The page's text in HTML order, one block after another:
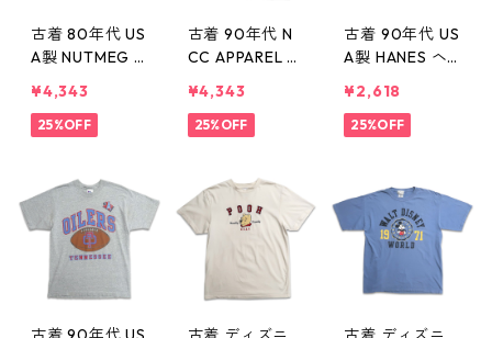
古着 80年代 US
A製 NUTMEG N
ィ ベンガルズ J
ack Davis プリ
ブラック 表
記：M gd410
358n w60802
¥4,343
25%OFF
古着 90年代 N
CC APPAREL T
ジ アイオワ ホ
ークアイズ プ
記：L gd4103
57n w60802
¥4,343
25%OFF
古着 90年代 US
A製 HANES ヘ
ジ ノートルダ
ム ファイティ
シャツ シング
ルステッチ ネ
イビー 表記：X
L gd410356n
w60802
¥2,618
25%OFF